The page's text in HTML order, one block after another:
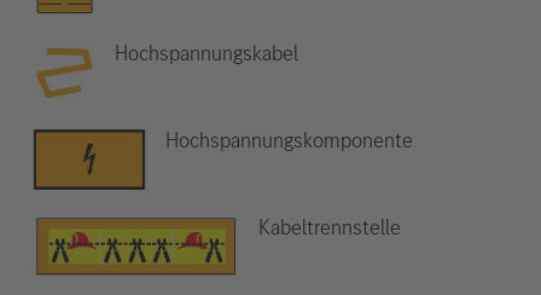
Hochspannungskabel
Hochspannungskomponente
Kabeltrennstelle